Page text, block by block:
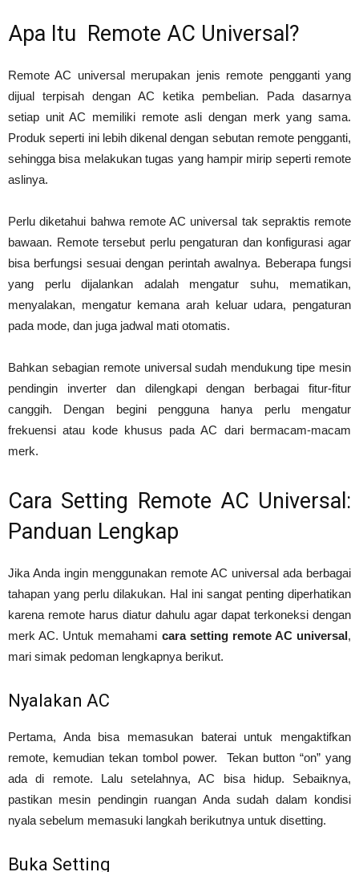
Apa Itu Remote AC Universal?
Remote AC universal merupakan jenis remote pengganti yang
dijual terpisah dengan AC ketika pembelian. Pada dasarnya
setiap unit AC memiliki remote asli dengan merk yang sama.
Produk seperti ini lebih dikenal dengan sebutan remote pengganti,
sehingga bisa melakukan tugas yang hampir mirip seperti remote
aslinya.
Perlu diketahui bahwa remote AC universal tak sepraktis remote
bawaan. Remote tersebut perlu pengaturan dan konfigurasi agar
bisa berfungsi sesuai dengan perintah awalnya. Beberapa fungsi
yang perlu dijalankan adalah mengatur suhu, mematikan,
menyalakan, mengatur kemana arah keluar udara, pengaturan
pada mode, dan juga jadwal mati otomatis.
Bahkan sebagian remote universal sudah mendukung tipe mesin
pendingin inverter dan dilengkapi dengan berbagai fitur-fitur
canggih. Dengan begini pengguna hanya perlu mengatur
frekuensi atau kode khusus pada AC dari bermacam-macam
merk.
Cara Setting Remote AC Universal:
Panduan Lengkap
Jika Anda ingin menggunakan remote AC universal ada berbagai
tahapan yang perlu dilakukan. Hal ini sangat penting diperhatikan
karena remote harus diatur dahulu agar dapat terkoneksi dengan
merk AC. Untuk memahami cara setting remote AC universal,
mari simak pedoman lengkapnya berikut.
Nyalakan AC
Pertama, Anda bisa memasukan baterai untuk mengaktifkan
remote, kemudian tekan tombol power. Tekan button “on” yang
ada di remote. Lalu setelahnya, AC bisa hidup. Sebaiknya,
pastikan mesin pendingin ruangan Anda sudah dalam kondisi
nyala sebelum memasuki langkah berikutnya untuk disetting.
Buka Setting